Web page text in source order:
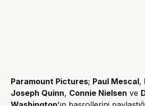
Paramount Pictures; Paul Mescal,
Joseph Quinn, Connie Nielsen ve